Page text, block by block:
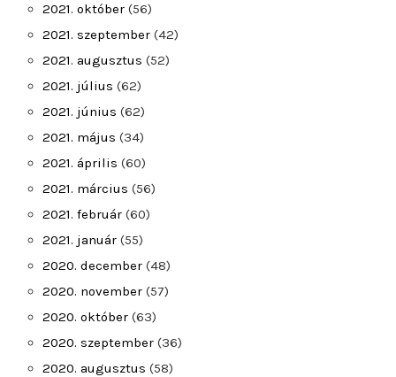
2021. október (56)
2021. szeptember (42)
2021. augusztus (52)
2021. július (62)
2021. június (62)
2021. május (34)
2021. április (60)
2021. március (56)
2021. február (60)
2021. január (55)
2020. december (48)
2020. november (57)
2020. október (63)
2020. szeptember (36)
2020. augusztus (58)